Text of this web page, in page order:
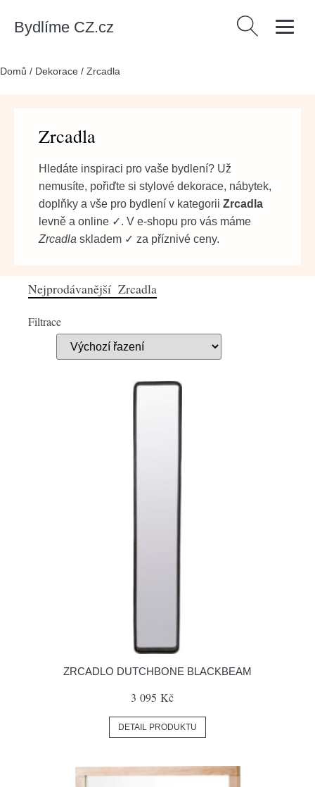
Bydlíme CZ.cz Vyhledávání
Domů / Dekorace / Zrcadla
Zrcadla
Hledáte inspiraci pro vaše bydlení? Už
nemusíte, pořiďte si stylové dekorace, nábytek,
doplňky a vše pro bydlení v kategorii Zrcadla
levně a online ✓. V e-shopu pro vás máme
Zrcadla skladem ✓ za příznivé ceny.
Nejprodávanější Zrcadla
Filtrace
ZRCADLO DUTCHBONE BLACKBEAM
3 095 Kč
DETAIL PRODUKTU